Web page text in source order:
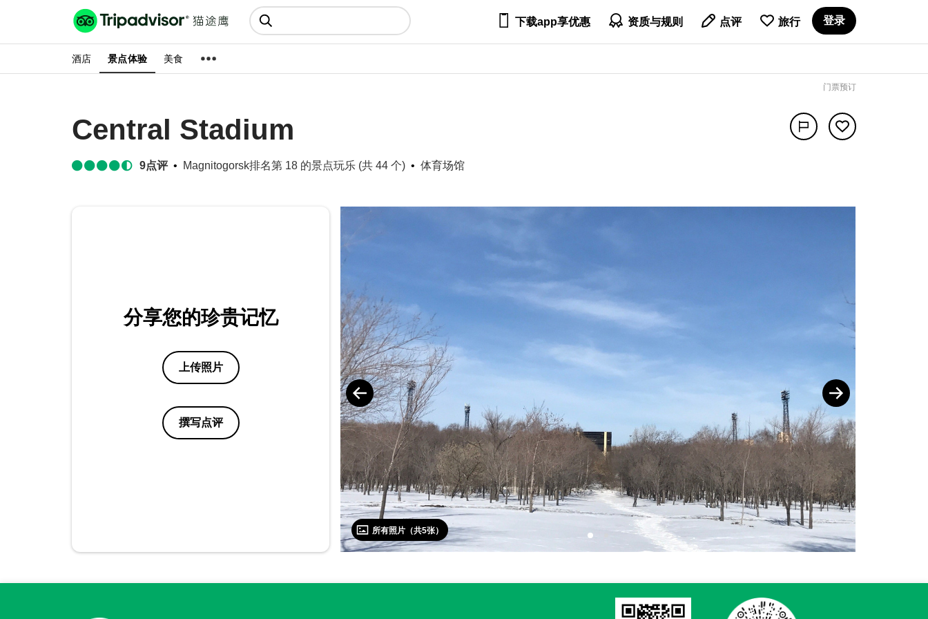
猫途鹰:景点、酒店、美食十亿条
点评
 下载app享优惠  资质与规则 点评 旅行 登录
酒店 景点体验 美食
门票预订
Central Stadium
9点评 Magnitogorsk排名第 18 的景点玩乐 (共 44 个) 体育场馆
分享您的珍贵记忆
上传照片
撰写点评
所有照片（共5张）